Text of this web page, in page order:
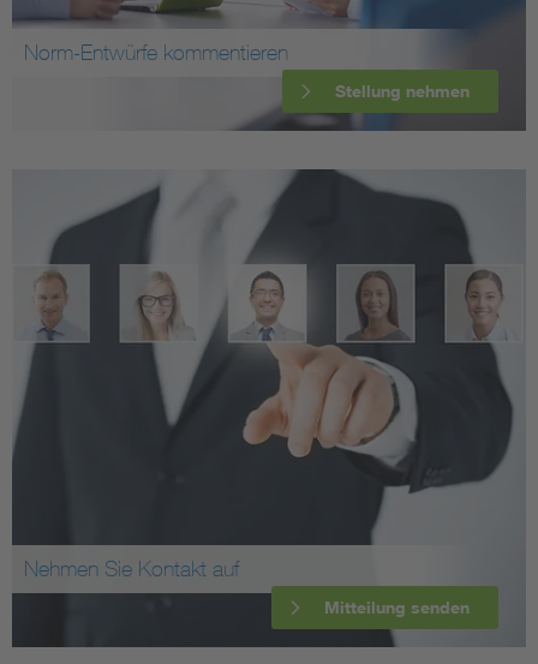
Norm-Entwürfe kommentieren
Stellung nehmen
Nehmen Sie Kontakt auf
Mitteilung senden